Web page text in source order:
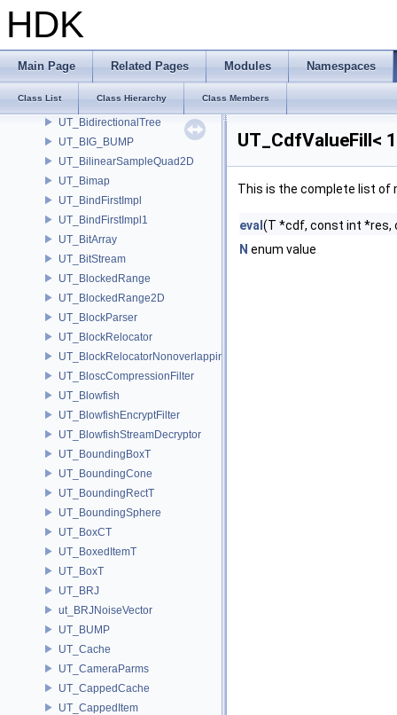
HDK
Main Page Related Pages Modules Namespaces
Class List Class Hierarchy Class Members
UT_AutoUndoBlock
UT_Base64
UT_Base64EncodeFilter
UT_BezierRootFinderT
UT_BidirectionalTree
UT_BIG_BUMP
UT_BilinearSampleQuad2D
UT_Bimap
UT_BindFirstImpl
UT_BindFirstImpl1
UT_BitArray
UT_BitStream
UT_BlockedRange
UT_BlockedRange2D
UT_BlockParser
UT_BlockRelocator
UT_BlockRelocatorNonoverlapping
UT_BloscCompressionFilter
UT_Blowfish
UT_BlowfishEncryptFilter
UT_BlowfishStreamDecryptor
UT_BoundingBoxT
UT_BoundingCone
UT_BoundingRectT
UT_BoundingSphere
UT_BoxCT
UT_BoxedItemT
UT_BoxT
UT_BRJ
ut_BRJNoiseVector
UT_BUMP
UT_Cache
UT_CameraParms
UT_CappedCache
UT_CappedItem
UT_CdfValueFill<
This is the complete list of
eval (T *cdf, const int *res,
N enum value